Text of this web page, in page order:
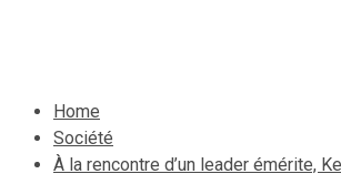
Home
Société
À la rencontre d’un leader émérite,